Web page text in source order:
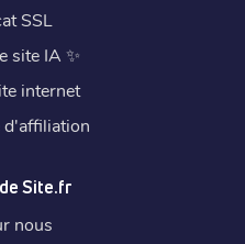
SSL
site IA ✨
internet
d'affiliation
Site.fr
nous